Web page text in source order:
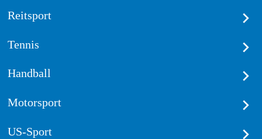
Reitsport
Tennis
Handball
Motorsport
US-Sport